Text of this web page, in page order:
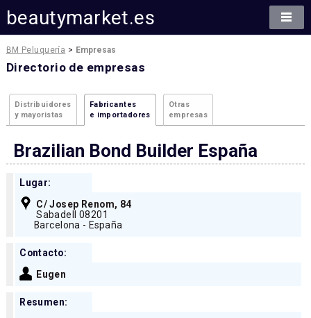
beautymarket.es
BM Peluquería > Empresas
Directorio de empresas
Distribuidores
y mayoristas
Fabricantes
e importadores
Otras
empresas
Brazilian Bond Builder España
Lugar:
C/ Josep Renom, 84
Sabadell 08201
Barcelona - España
Contacto:
Eugen
Resumen: